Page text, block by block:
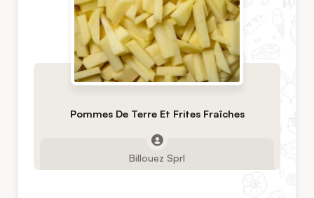
Pommes De Terre Et Frites Fraîches
Billouez Sprl